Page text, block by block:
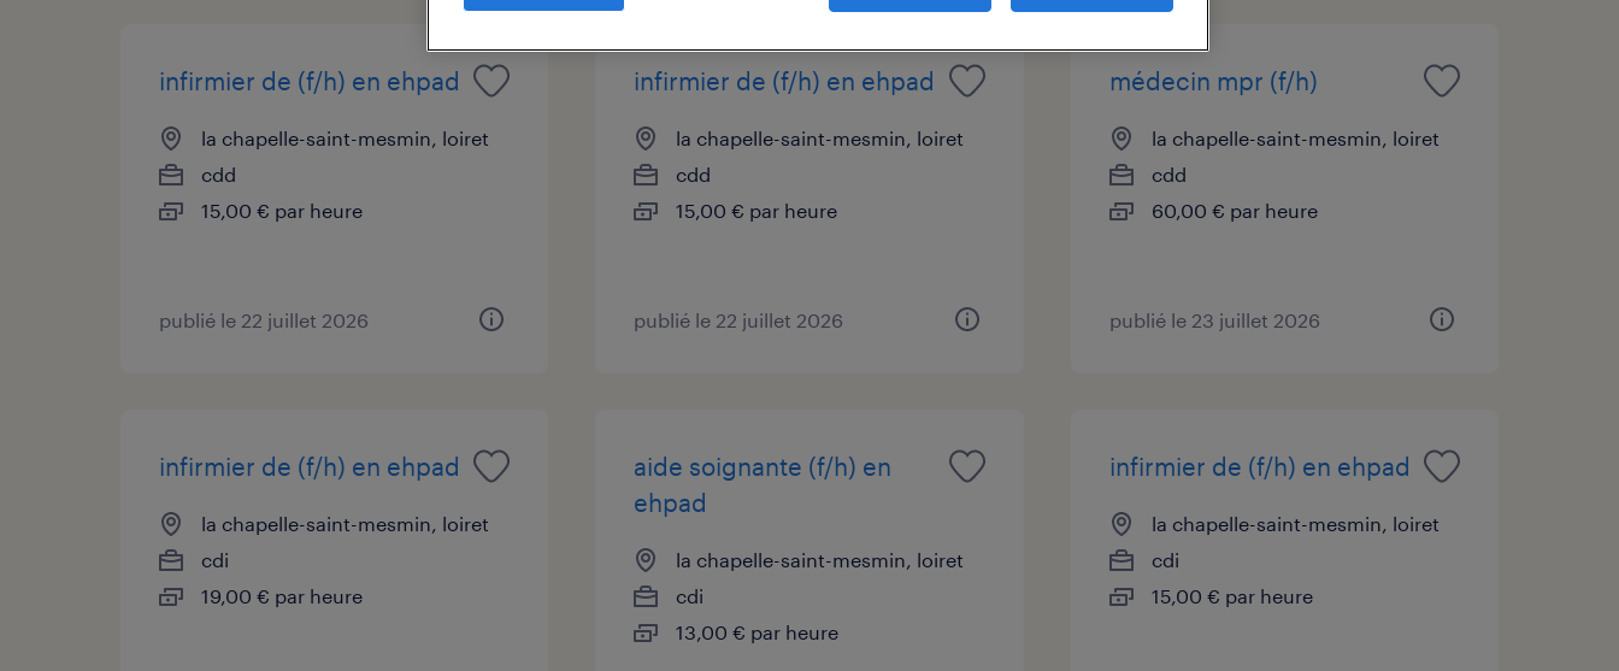
infirmier de (f/h) en ehpad
la chapelle-saint-mesmin, loiret
cdd
15,00 € par heure
publié le 22 juillet 2026
infirmier de (f/h) en ehpad
la chapelle-saint-mesmin, loiret
cdd
15,00 € par heure
publié le 22 juillet 2026
médecin mpr (f/h)
la chapelle-saint-mesmin, loiret
cdd
60,00 € par heure
publié le 23 juillet 2026
infirmier de (f/h) en ehpad
la chapelle-saint-mesmin, loiret
cdi
19,00 € par heure
aide soignante (f/h) en
ehpad
la chapelle-saint-mesmin, loiret
cdi
13,00 € par heure
infirmier de (f/h) en ehpad
la chapelle-saint-mesmin, loiret
cdi
15,00 € par heure